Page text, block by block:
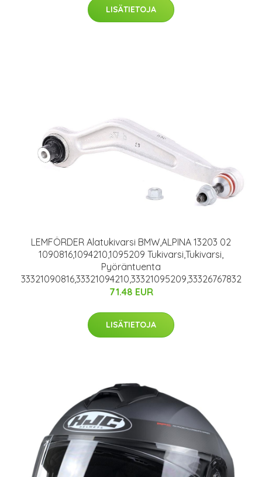
LISÄTIETOJA
LEMFÖRDER Alatukivarsi BMW,ALPINA 13203 02
1090816,1094210,1095209 Tukivarsi,Tukivarsi,
Pyöräntuenta
33321090816,33321094210,33321095209,33326767832
71.48 EUR
LISÄTIETOJA